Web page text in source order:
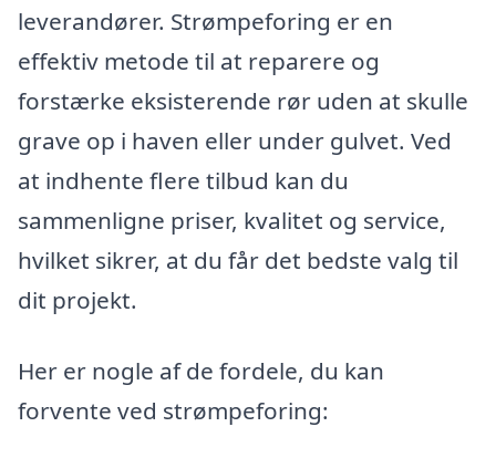
leverandører. Strømpeforing er en
effektiv metode til at reparere og
forstærke eksisterende rør uden at skulle
grave op i haven eller under gulvet. Ved
at indhente flere tilbud kan du
sammenligne priser, kvalitet og service,
hvilket sikrer, at du får det bedste valg til
dit projekt.
Her er nogle af de fordele, du kan
forvente ved strømpeforing: